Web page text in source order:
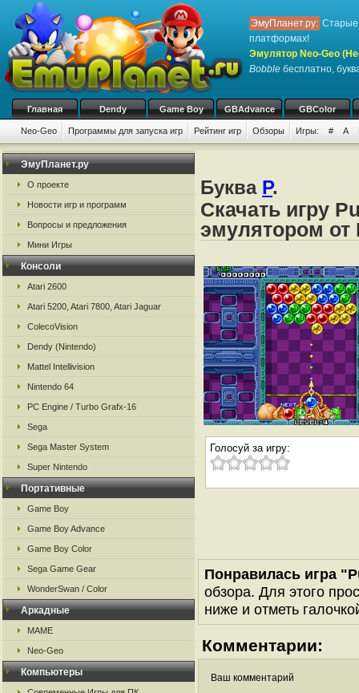
ЭмуПланет.ру: Старые
платформах!
Эмулятор Neo-Geo
Bobble бесплатно,
Главная Dendy Game Boy GBAdvance GBColor
Neo-Geo Программы для запуска игр Рейтинг игр Обзоры Игры: # A
ЭмуПланет.ру
О проекте
Новости игр и программ
Вопросы и предложения
Мини Игры
Консоли
Atari 2600
Atari 5200, Atari 7800, Atari Jaguar
ColecoVision
Dendy (Nintendo)
Mattel Intellivision
Nintendo 64
PC Engine / Turbo Grafx-16
Sega
Sega Master System
Super Nintendo
Портативные
Game Boy
Game Boy Advance
Game Boy Color
Sega Game Gear
WonderSwan / Color
Аркадные
MAME
Neo-Geo
Компьютеры
Буква P.
Скачать игру
эмулятором от
Голосуй за игру:
Понравилась игра
обзора. Для этого
ниже и отметь
Комментарии:
Ваш комментарий